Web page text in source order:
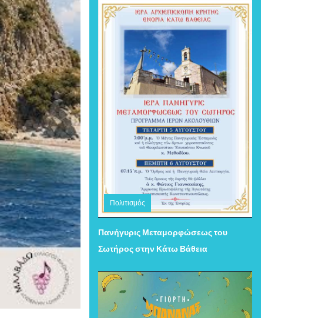
Πολιτισμός
Τετάρτη 05 Αυγούστου 2026 16:11
Πανήγυρις Μεταμορφώσεως του
Σωτήρος στην Κάτω Βάθεια